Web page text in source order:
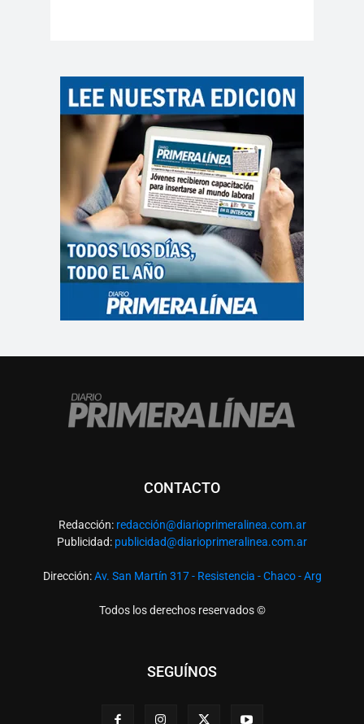
CONTACTO
Redacción: redacción@diarioprimeralinea.com.ar
Publicidad: publicidad@diarioprimeralinea.com.ar
Dirección:Av. San Martín 317 - Resistencia - Chaco - Arg
Todos los derechos reservados ©
SEGUÍNOS